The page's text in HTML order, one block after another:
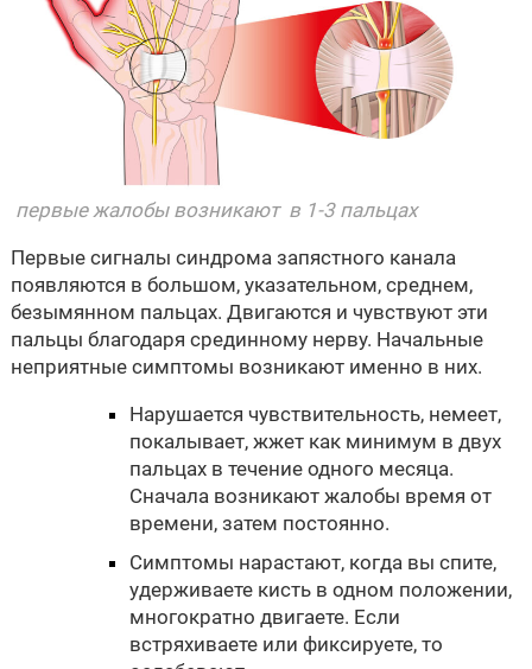
первые жалобы возникают в 1-3 пальцах
Первые сигналы синдрома запястного канала
появляются в большом, указательном, среднем,
безымянном пальцах. Двигаются и чувствуют эти
пальцы благодаря срединному нерву. Начальные
неприятные симптомы возникают именно в них.
Нарушается чувствительность, немеет,
покалывает, жжет как минимум в двух
пальцах в течение одного месяца.
Сначала возникают жалобы время от
времени, затем постоянно.
Симптомы нарастают, когда вы спите,
удерживаете кисть в одном положении,
многократно двигаете. Если
встряхиваете или фиксируете, то